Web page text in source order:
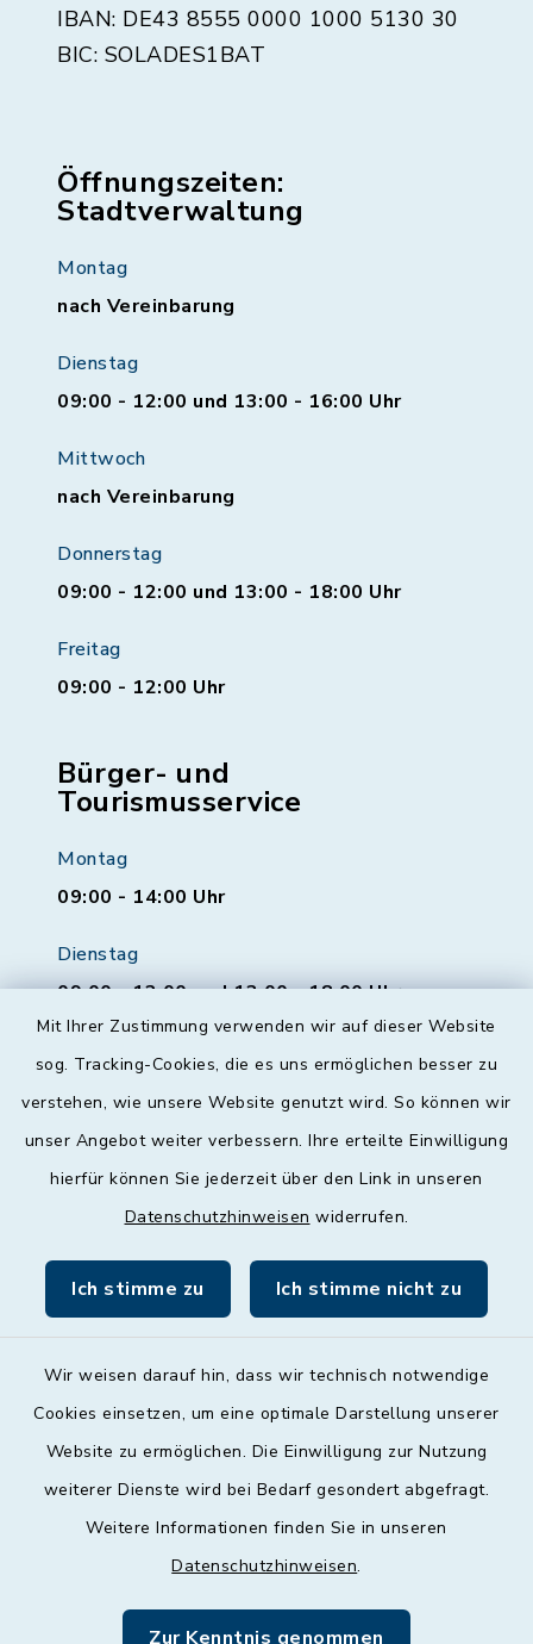
Mit Ihrer Zustimmung verwenden wir auf dieser Website
sog. Tracking-Cookies, die es uns ermöglichen besser zu
verstehen, wie unsere Website genutzt wird. So können wir
unser Angebot weiter verbessern. Ihre erteilte Einwilligung
hierfür können Sie jederzeit über den Link in unseren
Datenschutzhinweisen widerrufen.
Ich stimme zu Ich stimme nicht zu
Wir weisen darauf hin, dass wir technisch notwendige
Cookies einsetzen, um eine optimale Darstellung unserer
Website zu ermöglichen. Die Einwilligung zur Nutzung
weiterer Dienste wird bei Bedarf gesondert abgefragt.
Weitere Informationen finden Sie in unseren
Datenschutzhinweisen.
Zur Kenntnis genommen
IBAN: DE43 8555 0000 1000 5130 30
BIC: SOLADES1BAT
Öffnungszeiten:
Stadtverwaltung
Montag
nach Vereinbarung
Dienstag
09:00 - 12:00 und 13:00 - 16:00 Uhr
Mittwoch
nach Vereinbarung
Donnerstag
09:00 - 12:00 und 13:00 - 18:00 Uhr
Freitag
09:00 - 12:00 Uhr
Bürger- und
Tourismusservice
Montag
09:00 - 14:00 Uhr
Dienstag
09:00 - 12:00 und 13:00 - 18:00 Uhr
Donnerstag
09:00 - 12:00 und 13:00 - 18:00 Uhr
09:00 - 12:00 Uhr
Barrierefreiheit